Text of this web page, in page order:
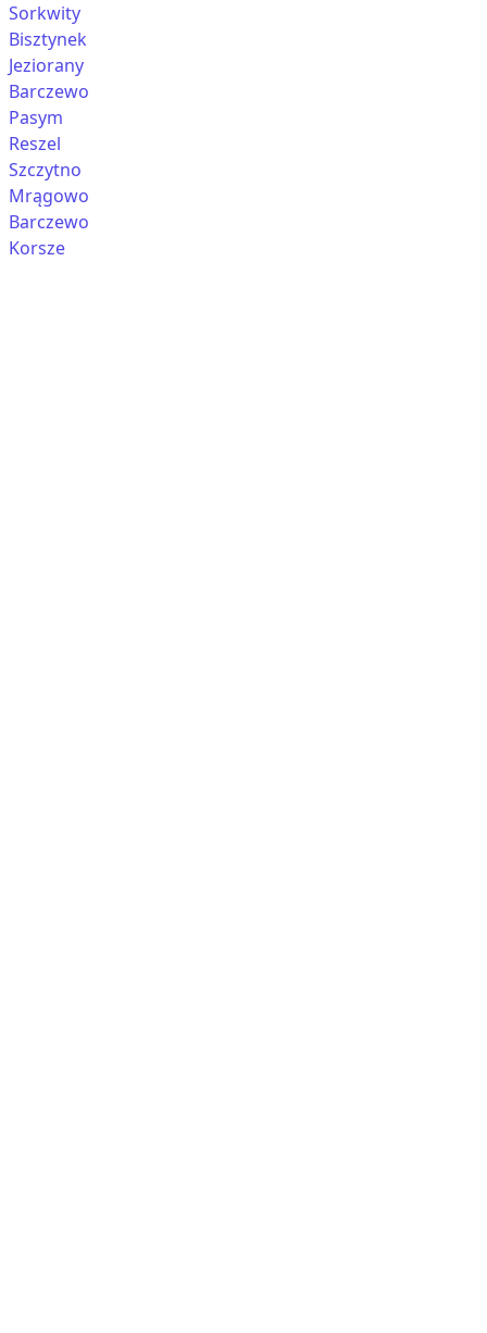
Sorkwity
Bisztynek
Jeziorany
Barczewo
Pasym
Reszel
Szczytno
Mrągowo
Barczewo
Korsze